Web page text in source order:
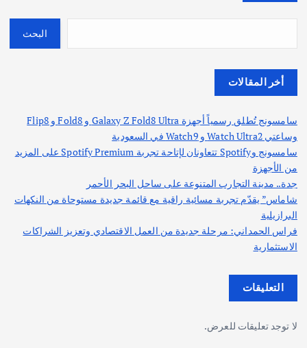
البحث
أخر المقالات
سامسونج تُطلق رسمياً أجهزة Galaxy Z Fold8 Ultra و Fold8 و Flip8
وساعتي Watch Ultra2 و Watch9 في السعودية
سامسونج وSpotify تتعاونان لإتاحة تجربة Spotify Premium على المزيد
من الأجهزة
جدة.. مدينة التجارب المتنوعة على ساحل البحر الأحمر
شاماس” يقدّم تجربة مسائية راقية مع قائمة جديدة مستوحاة من النكهات
البرازيلية
فراس الحمداني: مرحلة جديدة من العمل الاقتصادي وتعزيز الشراكات
الاستثمارية
التعليقات
لا توجد تعليقات للعرض.